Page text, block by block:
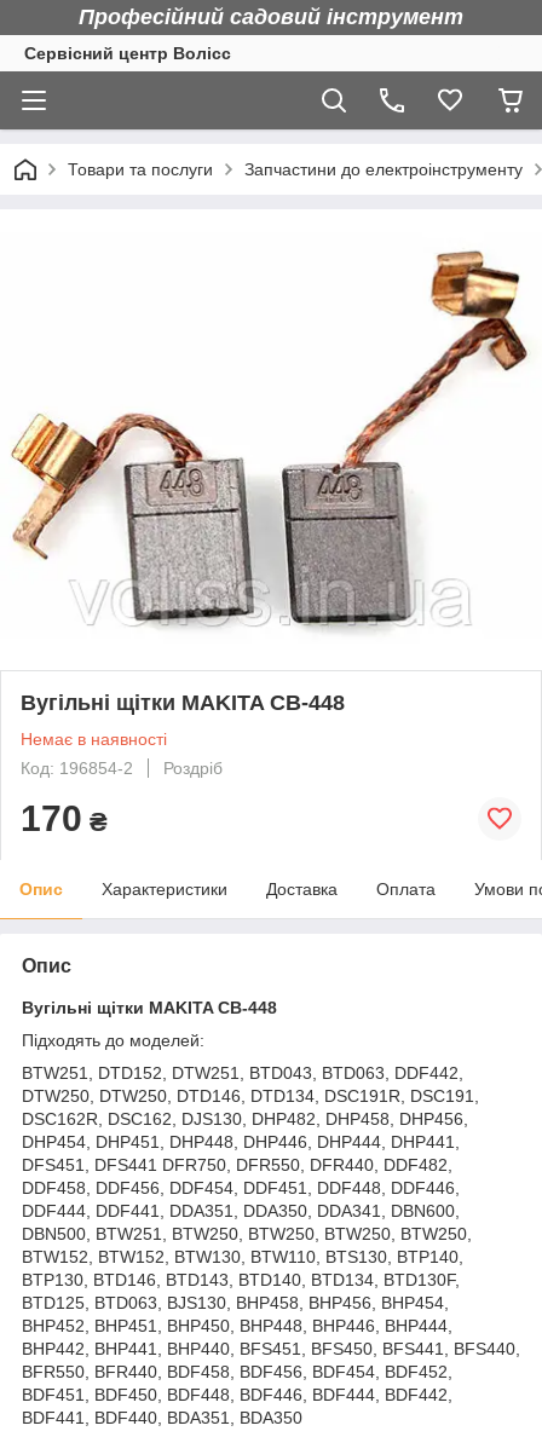
Професійний садовий інструмент
Сервісний центр Волісс
Товари та послуги Запчастини до електроінструменту
Вугільні щітки MAKITA CB-448
Немає в наявності
Код: 196854-2
Роздріб
170 ₴
Опис Характеристики Доставка Оплата Умови
Опис
Вугільні щітки MAKITA CB-448
Підходять до моделей:
BTW251, DTD152, DTW251, BTD043, BTD063, DDF442,
DTW250, DTW250, DTD146, DTD134, DSC191R, DSC191,
DSC162R, DSC162, DJS130, DHP482, DHP458, DHP456,
DHP454, DHP451, DHP448, DHP446, DHP444, DHP441,
DFS451, DFS441 DFR750, DFR550, DFR440, DDF482,
DDF458, DDF456, DDF454, DDF451, DDF448, DDF446,
DDF444, DDF441, DDA351, DDA350, DDA341, DBN600,
DBN500, BTW251, BTW250, BTW250, BTW250, BTW250,
BTW152, BTW152, BTW130, BTW110, BTS130, BTP140,
BTP130, BTD146, BTD143, BTD140, BTD134, BTD130F,
BTD125, BTD063, BJS130, BHP458, BHP456, BHP454,
BHP452, BHP451, BHP450, BHP448, BHP446, BHP444,
BHP442, BHP441, BHP440, BFS451, BFS450, BFS441, BFS440,
BFR550, BFR440, BDF458, BDF456, BDF454, BDF452,
BDF451, BDF450, BDF448, BDF446, BDF444, BDF442,
BDF441, BDF440, BDA351, BDA350